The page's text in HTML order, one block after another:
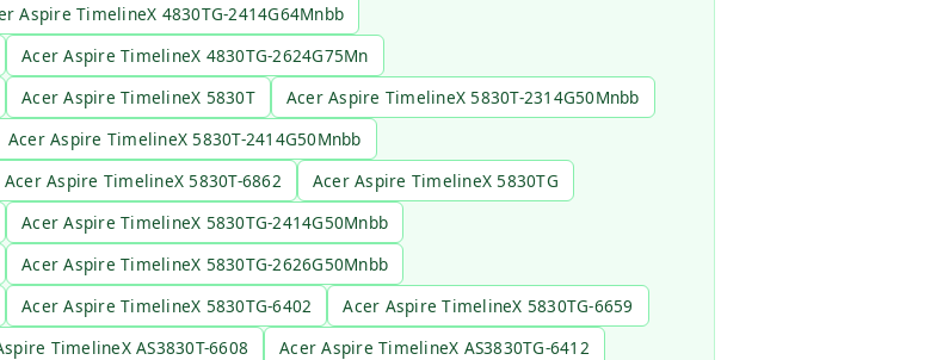
Aspire TimelineX 4830TG-2414G64Mnbb
Acer Aspire TimelineX 4830TG-2624G75Mn
Acer Aspire TimelineX 5830T
Acer Aspire TimelineX 5830T-2314G50Mnbb
Acer Aspire TimelineX 5830T-2414G50Mnbb
Acer Aspire TimelineX 5830T-6862
Acer Aspire TimelineX 5830TG
Acer Aspire TimelineX 5830TG-2414G50Mnbb
Acer Aspire TimelineX 5830TG-2626G50Mnbb
Acer Aspire TimelineX 5830TG-6402
Acer Aspire TimelineX 5830TG-6659
TimelineX AS3830T-6608 Acer Aspire TimelineX AS3830TG-6412